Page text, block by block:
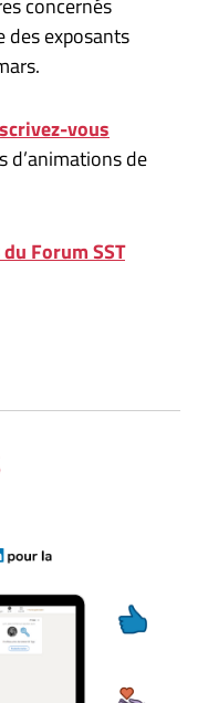
concernés
des exposants
vous
d’animations de
Forum SST